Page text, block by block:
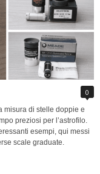
0
misura di stelle doppie e
preziosi per l’astrofilo.
esempi, qui messi
scale graduate.